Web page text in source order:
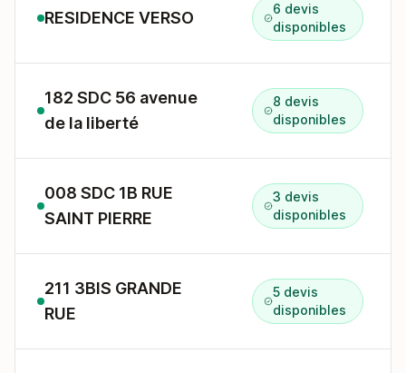
RESIDENCE VERSO
6 devis
disponibles
182 SDC 56 avenue
de la liberté
8 devis
disponibles
008 SDC 1B RUE
SAINT PIERRE
3 devis
disponibles
211 3BIS GRANDE
RUE
5 devis
disponibles